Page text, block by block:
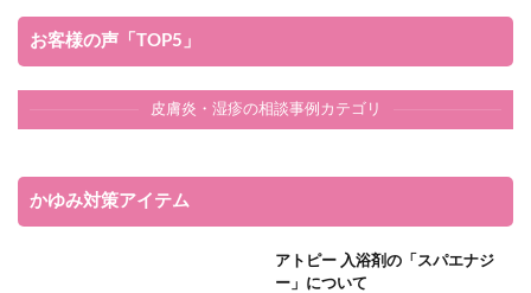
お客様の声「TOP5」
皮膚炎・湿疹の相談事例カテゴリ
かゆみ対策アイテム
アトピー 入浴剤の「スパエナジ
ー」について